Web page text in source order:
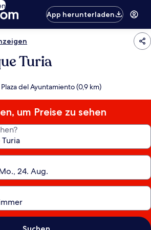
App herunterladen
Turia
del Ayuntamiento (0,9 km)
um Preise zu sehen